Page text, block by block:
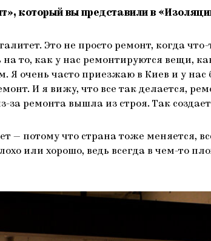
который вы представили в
Это не просто ремонт, когда
то, как у нас ремонтируются вещи,
Я очень часто приезжаю в Киев и у
И я вижу, что все так делается,
за ремонта вышла из строя. Так
— потому что страна тоже меняется,
или хорошо, ведь всегда в чем-то